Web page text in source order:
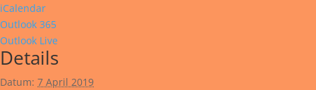
iCalendar
Outlook 365
Outlook Live
Details
Datum: 7 April 2019